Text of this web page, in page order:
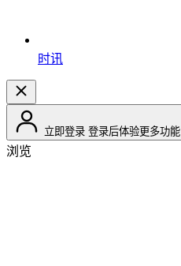
时讯
立即登录 登录后体验更多功能
浏览